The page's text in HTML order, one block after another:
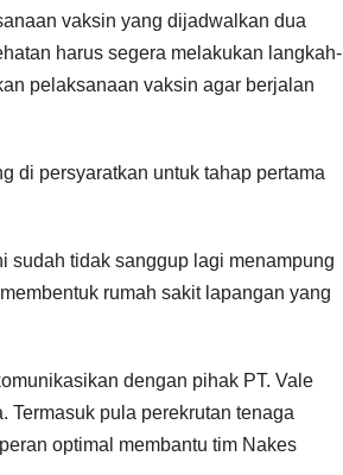
vaksin yang dijadwalkan dua
harus segera melakukan langkah-
pelaksanaan vaksin agar berjalan
di persyaratkan untuk tahap pertama
sudah tidak sanggup lagi menampung
rumah sakit lapangan yang
dengan pihak PT. Vale
Termasuk pula perekrutan tenaga
optimal membantu tim Nakes